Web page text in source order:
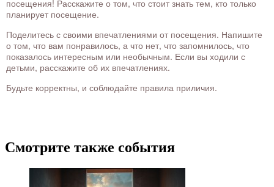
посещения! Расскажите о том, что стоит знать тем, кто только
планирует посещение.
Поделитесь с своими впечатлениями от посещения. Напишите
о том, что вам понравилось, а что нет, что запомнилось, что
показалось интересным или необычным. Если вы ходили с
детьми, расскажите об их впечатлениях.
Будьте корректны, и соблюдайте правила приличия.
Смотрите также события